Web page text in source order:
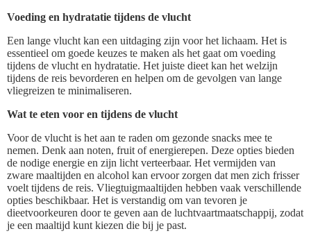
Voeding en hydratatie tijdens de vlucht
Een lange vlucht kan een uitdaging zijn voor het lichaam. Het is
essentieel om goede keuzes te maken als het gaat om voeding
tijdens de vlucht en hydratatie. Het juiste dieet kan het welzijn
tijdens de reis bevorderen en helpen om de gevolgen van lange
vliegreizen te minimaliseren.
Wat te eten voor en tijdens de vlucht
Voor de vlucht is het aan te raden om gezonde snacks mee te
nemen. Denk aan noten, fruit of energierepen. Deze opties bieden
de nodige energie en zijn licht verteerbaar. Het vermijden van
zware maaltijden en alcohol kan ervoor zorgen dat men zich frisser
voelt tijdens de reis. Vliegtuigmaaltijden hebben vaak verschillende
opties beschikbaar. Het is verstandig om van tevoren je
dieetvoorkeuren door te geven aan de luchtvaartmaatschappij, zodat
je een maaltijd kunt kiezen die bij je past.